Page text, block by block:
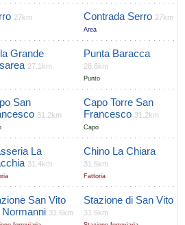
27km Contrada Serro 27km
Area
Grande
27.1km
Punta Baracca
28.6km
Punto
San
31.2km
Capo Torre San
Francesco 31.2km
Capo
La
31.4km
Chino La Chiara
31.5km
Fattoria
San Vito
Normanni 31.6km
Stazione di San Vito
31.6km